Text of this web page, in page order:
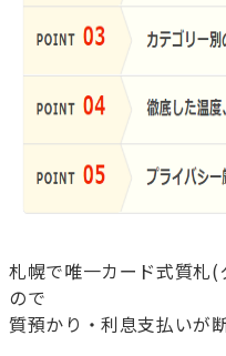
札幌で唯一カード式質札
ので
質預かり・利息支払いが